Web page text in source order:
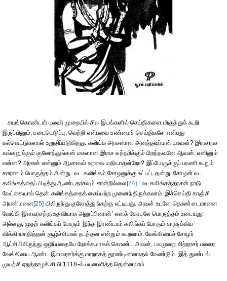
சயங்கொண்டார் புலவர் முறையில் சில இடங்களில் செய்திகளை மிகுத்துக் கூறி
இருப்பினும், படையெடுப்பு, வெற்றி என்பவை உண்மைச் செய்திகளே என்பது
கல்வெட்டுகளால் உறுதிப்படுகிறது. கலிங்க அரசனான அனந்தவர்மன் யாவன்? இராசராச
கங்கனுக்கும் குலோத்துங்கன் மகளான இராச சுந்தரிக்கும் பிறந்தவனே ஆவன். எனினும்
என்ன? அரசன் என்னும் ஆணவம் உறவை மதியாதன்றோ? இப்போருக்குப் பரணி கூறும்
காரணம் பொருத்தம் அன்று. வட கலிங்கம் சோழனுக்கு உட்பட்டதன்று. சோழன் வட
கலிங்கத்தைப் பிடித்து ஆண்டதாகவும் சான்றில்லை[24]. ‘வடகலிங்கத்தரசன் நாடு
வேட்கையால் தென் கலிங்கத்தைக் கைப்பற்ற முனைந்திருக்கலாம். இச்செய்தி காஞ்சி
அரண்மனை[25] யிலிருந்து குலோத்துங்கற்கு எட்டியது. அவன் உடனே தொண்டைமானை
வேங்கி இளவரசற்கு உதவியாக அனுப்பினான்’ எனக் கோடலே பொருத்தம் உடையது;
அல்லது, முதற் கலிங்கப் போரும் இந்த இரண்டாம் கலிங்கப் போரும் சாளுக்கிய
விக்கிரமாதித்தன் சூழ்ச்சியால் நடந்தன என்றும் கூறலாம். வேங்கியைச் சோழர்
ஆட்சியிலிருந்து ஒழிப்பதையே நோக்கமாகக் கொண்ட அவன், பலமுறை சிற்றரசர் பலரை
வேங்கியை ஆண்ட இளவரசர்க்கு மாறாகத் தூண்டினனாதல் வேண்டும். இத் துண்டல்
முயற்சி ஏறத்தாழக் கி.பி.1118-ல் பயனளித்த தென்னலாம்.